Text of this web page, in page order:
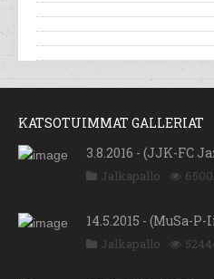
KATSOTUIMMAT GALLERIAT
3.8.2016 - (JJK-FC
Jalkapallo
14.5.2015 - (MuSa-
Jalkapallo